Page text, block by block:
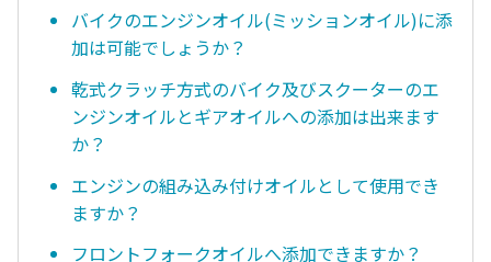
バイクのエンジンオイル(ミッションオイル)に添
加は可能でしょうか？
乾式クラッチ方式のバイク及びスクーターのエ
ンジンオイルとギアオイルへの添加は出来ます
か？
エンジンの組み込み付けオイルとして使用でき
ますか？
フロントフォークオイルへ添加できますか？